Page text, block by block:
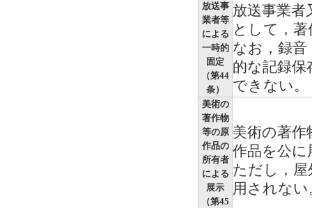
放送事
業者等
による
一時的
固定
（第44
条）
放送事業者
として，
なお，録音
的な記録保
できない。
美術の
著作物
等の原
作品の
所有者
による
展示
（第45
美術の著作
作品を公
ただし，
用されない